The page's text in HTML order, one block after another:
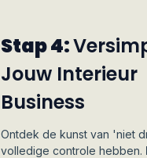
Stap 4:
Jouw Interieur
Business
Ontdek de kunst van 'niet
volledige controle hebben.